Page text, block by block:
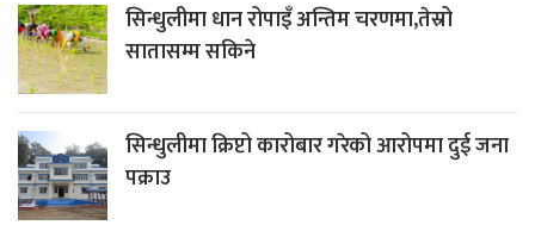
सिन्धुलीमा धान रोपाइँ अन्तिम चरणमा,तेस्रो
सातासम्म सकिने
सिन्धुलीमा क्रिप्टो कारोबार गरेको आरोपमा दुई जना
पक्राउ